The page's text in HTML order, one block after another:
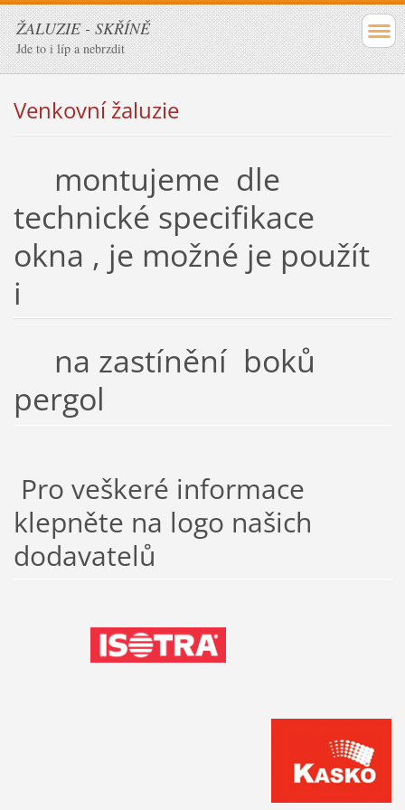
ŽALUZIE - SKŘÍNĚ
Jde to i líp a nebrzdit
Venkovní žaluzie
montujeme dle
technické specifikace
okna , je možné je použít
i
na zastínění boků
pergol
Pro veškeré informace
klepněte na logo našich
dodavatelů